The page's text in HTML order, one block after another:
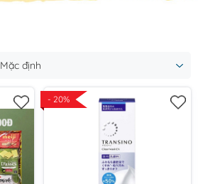
Mặc định
- 20%